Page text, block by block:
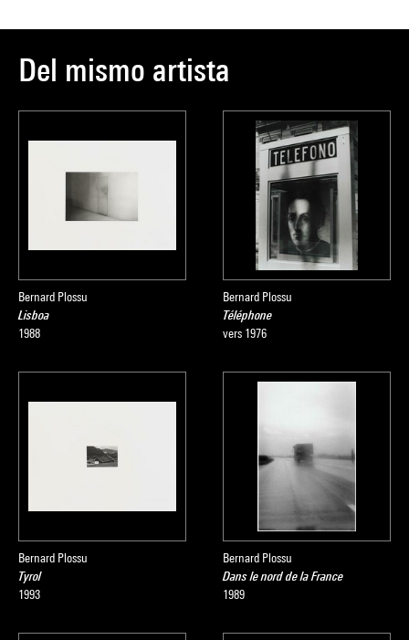
Del mismo artista
Bernard Plossu
Lisboa
1988
Bernard Plossu
Téléphone
vers 1976
Bernard Plossu
Tyrol
1993
Bernard Plossu
Dans le nord de la France
1989